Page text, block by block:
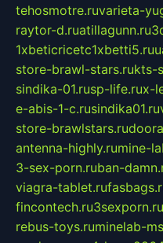
tehosmotre.ruvarieta-
raytor-d.ruatillagunn.ru
1xbeticricetc1xbetti5.ru
store-brawl-stars.rukts-
sindika-01.rusp-life.rux-
e-abis-1-c.rusindika01.ru
store-brawlstars.ru
antenna-highly.rumine-
3-sex-porn.ruban-
viagra-tablet.ru
fincontech.ru3sexporn.ru
rebus-toys.ruminelab-